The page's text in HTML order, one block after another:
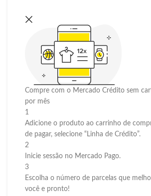
Compre com o Mercado Crédito sem
por mês
1
Adicione o produto ao carrinho de
de pagar, selecione “Linha de Crédito”.
2
Inicie sessão no Mercado Pago.
3
Escolha o número de parcelas que
você e pronto!